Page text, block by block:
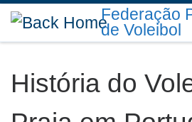
Skip to content Federação
de Voleibol
História do